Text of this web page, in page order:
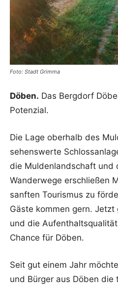
Foto: Stadt Grimma
Döben. Das Bergdorf
Potenzial.
Die Lage oberhalb des
sehenswerte
die Muldenlandschaft und
Wanderwege erschließen
sanften Tourismus zu
Gäste kommen gern.
und die
Chance für Döben.
Seit gut einem Jahr
und Bürger aus Döben die